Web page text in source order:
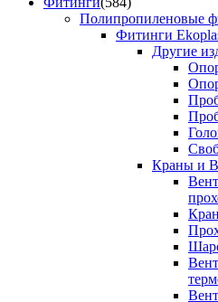
Полипропиленовые
Фитинги
Другие
Краны и